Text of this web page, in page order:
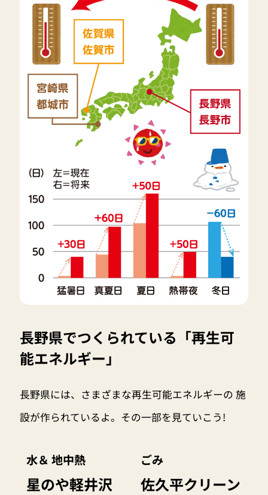
長野県でつくられている「再生可
能エネルギー」
長野県には、さまざまな再生可能エネルギーの 施
設が作られているよ。その一部を見ていこう!
水＆ 地中熱
星のや軽井沢
ごみ
佐久平クリーン